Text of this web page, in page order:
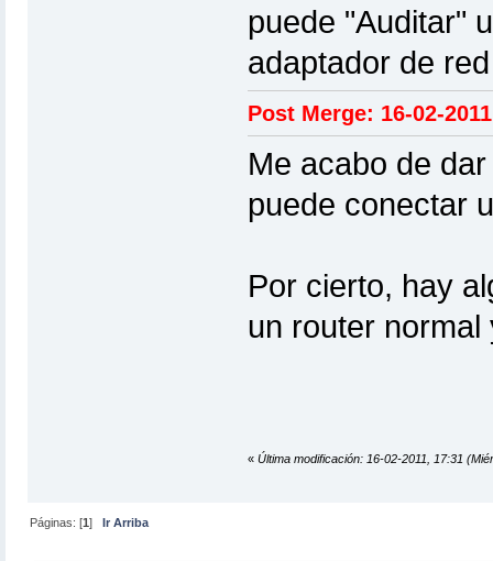
puede "Auditar"
adaptador de
Post Merge: 16-02-
Me acabo de
puede conectar
Por cierto, hay
un router normal
« Última modificación: 16-02-2011, 17:31
Páginas: [1]Ir Arriba